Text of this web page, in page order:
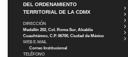
DEL ORDENAMIENTO
TERRITORIAL DE LA CDMX
DIRECCIÓN
Medellín 202, Col. Roma Sur, Alcaldía
Cuauhtémoc, C.P. 06700, Ciudad de México
WEB E-MAIL
Correo Institucional
TELÉFONO